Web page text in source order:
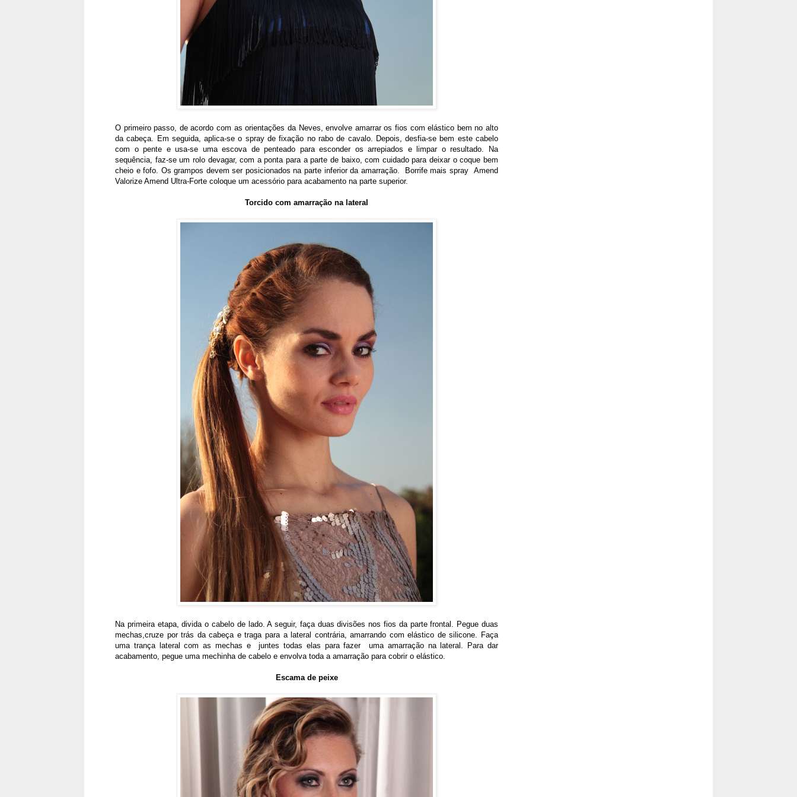
O primeiro passo, de acordo com as orientações da Neves, envolve amarrar os fios com elástico bem no alto
da cabeça. Em seguida, aplica-se o spray de fixação no rabo de cavalo. Depois, desfia-se bem este cabelo
com o pente e usa-se uma escova de penteado para esconder os arrepiados e limpar o resultado. Na
sequência, faz-se um rolo devagar, com a ponta para a parte de baixo, com cuidado para deixar o coque bem
cheio e fofo. Os grampos devem ser posicionados na parte inferior da amarração. Borrife mais spray Amend
Valorize Amend Ultra-Forte coloque um acessório para acabamento na parte superior.
Torcido com amarração na lateral
Na primeira etapa, divida o cabelo de lado. A seguir, faça duas divisões nos fios da parte frontal. Pegue duas
mechas,cruze por trás da cabeça e traga para a lateral contrária, amarrando com elástico de silicone. Faça
uma trança lateral com as mechas e juntes todas elas para fazer uma amarração na lateral. Para dar
acabamento, pegue uma mechinha de cabelo e envolva toda a amarração para cobrir o elástico.
Escama de peixe